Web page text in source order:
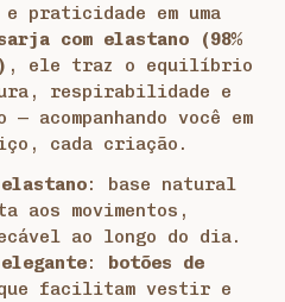
praticidade em uma
com elastano (98%
, ele traz o equilíbrio
respirabilidade e
acompanhando você em
cada criação.
: base natural
aos movimentos,
ao longo do dia.
: botões de
facilitam vestir e